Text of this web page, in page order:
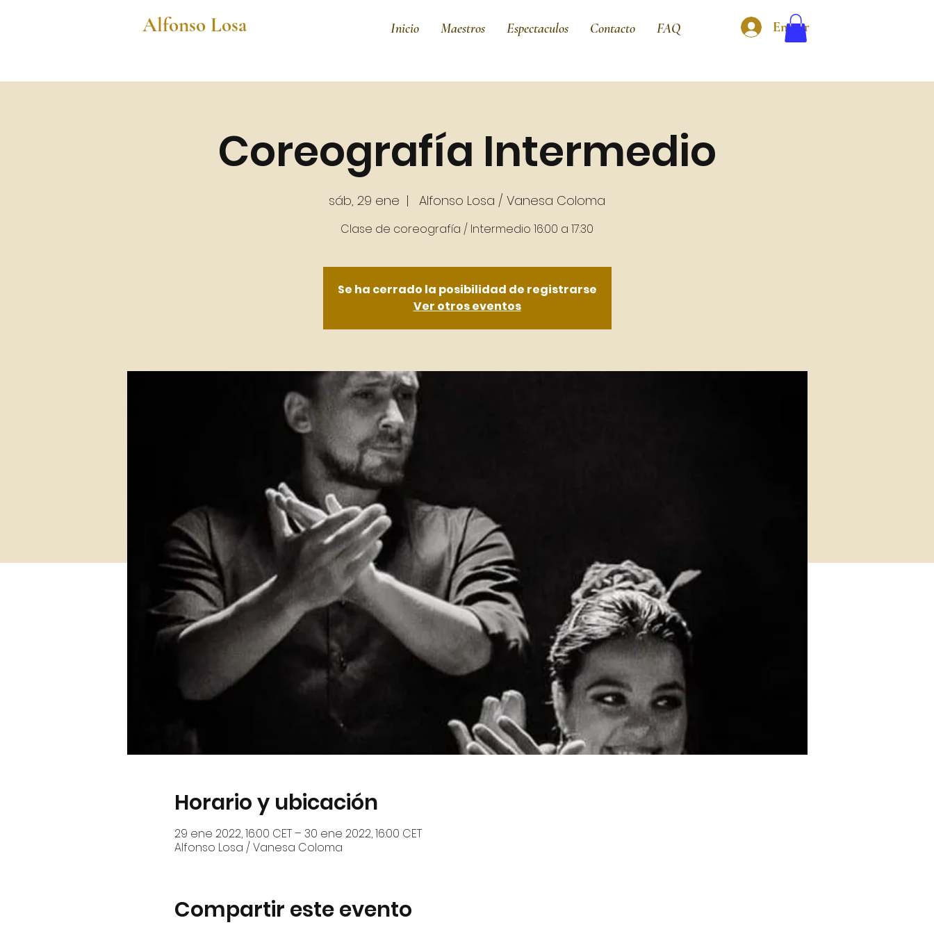
Alfonso Losa Inicio Maestros Espectaculos Contacto FAQ Entrar
Coreografía Intermedio
sáb, 29 ene
  |
Alfonso Losa / Vanesa Coloma
Clase de coreografía / Intermedio 16:00 a 17:30
Se ha cerrado la posibilidad de registrarse
Ver otros eventos
Horario y ubicación
29 ene 2022, 16:00 CET – 30 ene 2022, 16:00 CET
Alfonso Losa / Vanesa Coloma
Compartir este evento